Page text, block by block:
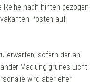
Reihe nach hinten gezogen
Posten auf
erwarten, sofern der an
Madlung grünes Licht
wird aber eher